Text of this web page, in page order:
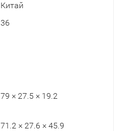
Китай
36
79 × 27.5 × 19.2
71.2 × 27.6 × 45.9